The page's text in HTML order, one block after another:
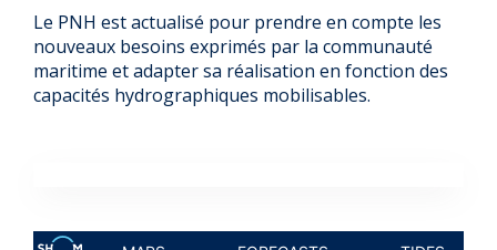
Le PNH est actualisé pour prendre en compte les
nouveaux besoins exprimés par la communauté
maritime et adapter sa réalisation en fonction des
capacités hydrographiques mobilisables.